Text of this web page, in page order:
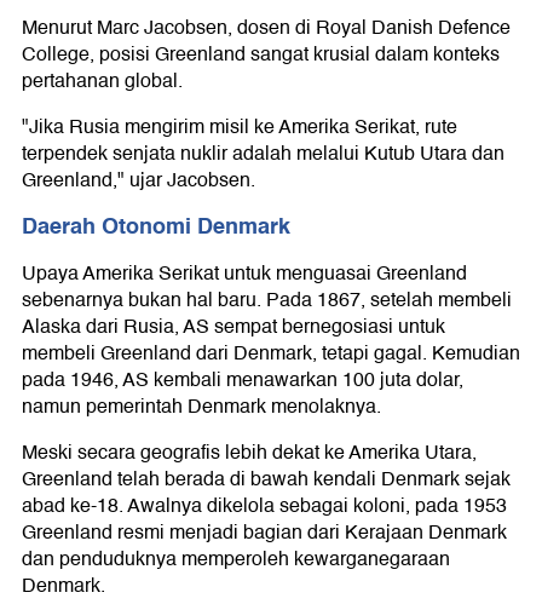
Menurut Marc Jacobsen, dosen di Royal Danish Defence
College, posisi Greenland sangat krusial dalam konteks
pertahanan global.
"Jika Rusia mengirim misil ke Amerika Serikat, rute
terpendek senjata nuklir adalah melalui Kutub Utara dan
Greenland," ujar Jacobsen.
Daerah Otonomi Denmark
Upaya Amerika Serikat untuk menguasai Greenland
sebenarnya bukan hal baru. Pada 1867, setelah membeli
Alaska dari Rusia, AS sempat bernegosiasi untuk
membeli Greenland dari Denmark, tetapi gagal. Kemudian
pada 1946, AS kembali menawarkan 100 juta dolar,
namun pemerintah Denmark menolaknya.
Meski secara geografis lebih dekat ke Amerika Utara,
Greenland telah berada di bawah kendali Denmark sejak
abad ke-18. Awalnya dikelola sebagai koloni, pada 1953
Greenland resmi menjadi bagian dari Kerajaan Denmark
dan penduduknya memperoleh kewarganegaraan
Denmark.